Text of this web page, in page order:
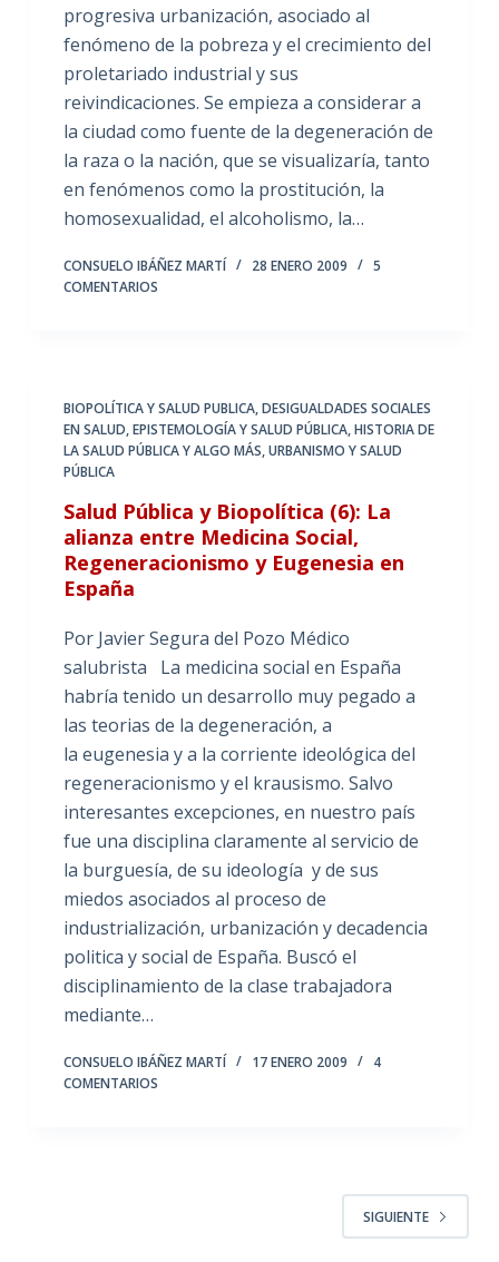
progresiva urbanización, asociado al
fenómeno de la pobreza y el crecimiento del
proletariado industrial y sus
reivindicaciones. Se empieza a considerar a
la ciudad como fuente de la degeneración de
la raza o la nación, que se visualizaría, tanto
en fenómenos como la prostitución, la
homosexualidad, el alcoholismo, la…
CONSUELO IBÁÑEZ MARTÍ 28 ENERO 2009
5
COMENTARIOS
BIOPOLÍTICA Y SALUD PUBLICA,DESIGUALDADES SOCIALES
EN SALUD,EPISTEMOLOGÍA Y SALUD PÚBLICA,HISTORIA DE
LA SALUD PÚBLICA Y ALGO MÁS,URBANISMO Y SALUD
PÚBLICA
Salud Pública y Biopolítica (6): La
alianza entre Medicina Social,
Regeneracionismo y Eugenesia en
España
Por Javier Segura del Pozo Médico
salubrista La medicina social en España
habría tenido un desarrollo muy pegado a
las teorias de la degeneración, a
la eugenesia y a la corriente ideológica del
regeneracionismo y el krausismo. Salvo
interesantes excepciones, en nuestro país
fue una disciplina claramente al servicio de
la burguesía, de su ideología y de sus
miedos asociados al proceso de
industrialización, urbanización y decadencia
politica y social de España. Buscó el
disciplinamiento de la clase trabajadora
mediante…
CONSUELO IBÁÑEZ MARTÍ 17 ENERO 2009
4
COMENTARIOS
SIGUIENTE